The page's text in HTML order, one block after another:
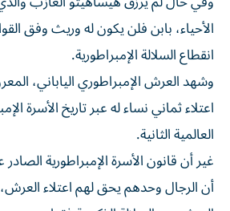
الأحياء، بابن فلن يكون له وريث وفق
انقطاع السلالة الإمبراطورية.
وشهد العرش الإمبراطوري الياباني،
اعتلاء ثماني نساء له عبر تاريخ الأسرة
العالمية الثانية.
أن الرجال وحدهم يحق لهم اعتلاء
العرش عبر السلالة الذكورية فقط.